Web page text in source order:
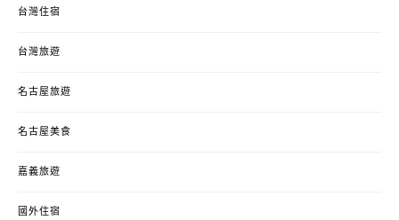
台灣住宿
台灣旅遊
名古屋旅遊
名古屋美食
嘉義旅遊
國外住宿